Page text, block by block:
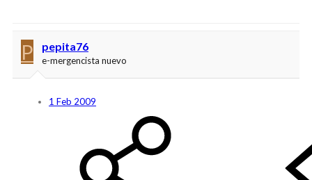
P pepita76
e-mergencista nuevo
1 Feb 2009